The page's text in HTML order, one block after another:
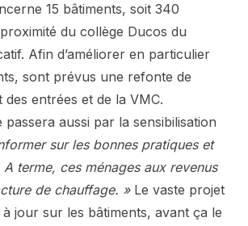
15 bâtiments, soit 340
du collège Ducos du
Afin d’améliorer en particulier
sont prévus une refonte de
entrées et de la VMC.
aussi par la sensibilisation
sur les bonnes pratiques et
terme, ces ménages aux revenus
de chauffage. »Le vaste projet
jour sur les bâtiments, avant ça le